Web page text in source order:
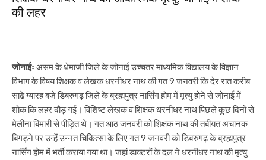
की लहर
जोनाईः असम के धेमाजी जिले के जोनाई उच्चतर माध्यमिक विद्यालय के विज्ञान
विभाग के विषय शिक्षक व लेखक धरनीधर नाथ की गत 9 जनवरी कि देर रात करीब
साढे ग्यारह बजे डिबरुगढ़ जिले के ब्रह्मपुत्र नार्सिंग होम में मृत्यु होने से जोनाई में
शोक कि लहर दौड़ गई। विशिष्ट लेखक व शिक्षक धरनीधर नाथ पिछले कुछ दिनों से
मेलीना बिमारी से पीड़ित थे। गत आठ जनवरी को शिक्षक नाथ की तबीयत अचानक
बिगड़ने पर उन्हें उन्नत चिकित्सा के लिए गत 9 जनवरी को डिबरुगढ़ के ब्रह्मपुत्र
नार्सिंग होम में भर्ती कराया गया था। जहां डाक्टरों के दल ने धरनीधर नाथ की मृत्यु